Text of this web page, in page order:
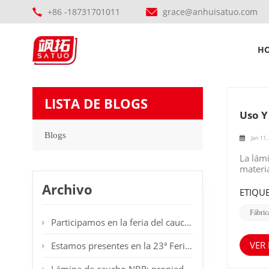
+86 -18731701011 grace@anhuisatuo.com
Uso
Jan
La
de
LISTA DE BLOGS
Blogs
Archivo
Participamos en la feria del caucho en Dubái.
Estamos presentes en la 23ª Feria Internacional de Plásticos y Caucho en Düsseldorf, Alemania. Les damos la bienvenida a nuestro stand.